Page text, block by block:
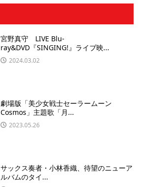
宮野真守 LIVE Blu-
ray&DVD『SINGING!』ライブ映...
2024.03.02
劇場版「美少女戦士セーラームーン
Cosmos」主題歌「月...
2023.05.26
サックス奏者・小林香織、待望のニューア
ルバムのタイ...